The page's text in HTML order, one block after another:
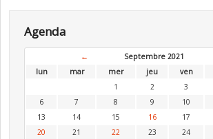
Agenda
← Septembre 2021
lun
mar mer jeu ven
1
2 3
6
7 8 9 10
13
14 15 16 17
20
21 22 23 24